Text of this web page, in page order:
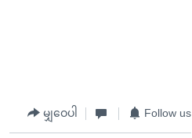
မျှဝေပါ Follow us